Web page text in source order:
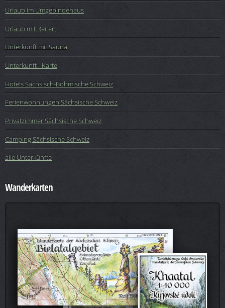
Urlaub im Umgebindehaus
Urlaub mit Reiten
Unterkunft mit Sauna
Unterkunft - Karte
Hotels Sächsisch-Böhmische Schweiz
Ferienwohnungen Sächsische Schweiz
Privatzimmer Sächsische Schweiz
Camping Sächsische Schweiz
alle Unterkünfte
Wanderkarten